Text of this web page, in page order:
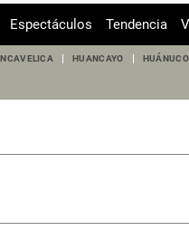
Espectáculos Tendencia
HUANCAYO HUÁNUCO